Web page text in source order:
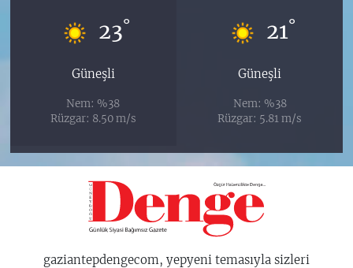
23°
Güneşli
Nem: %38
Rüzgar: 8.50 m/s
21°
Güneşli
Nem: %38
Rüzgar: 5.81 m/s
gaziantepdengecom, yepyeni temasıyla sizleri